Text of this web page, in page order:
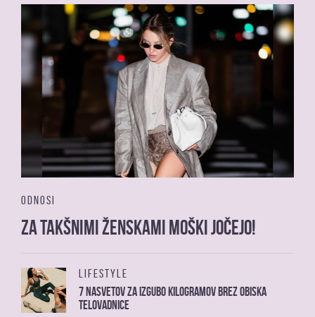
ODNOSI
Za takšnimi ženskami moški jočejo!
LIFESTYLE
7 nasvetov za izgubo kilogramov brez obiska
telovadnice